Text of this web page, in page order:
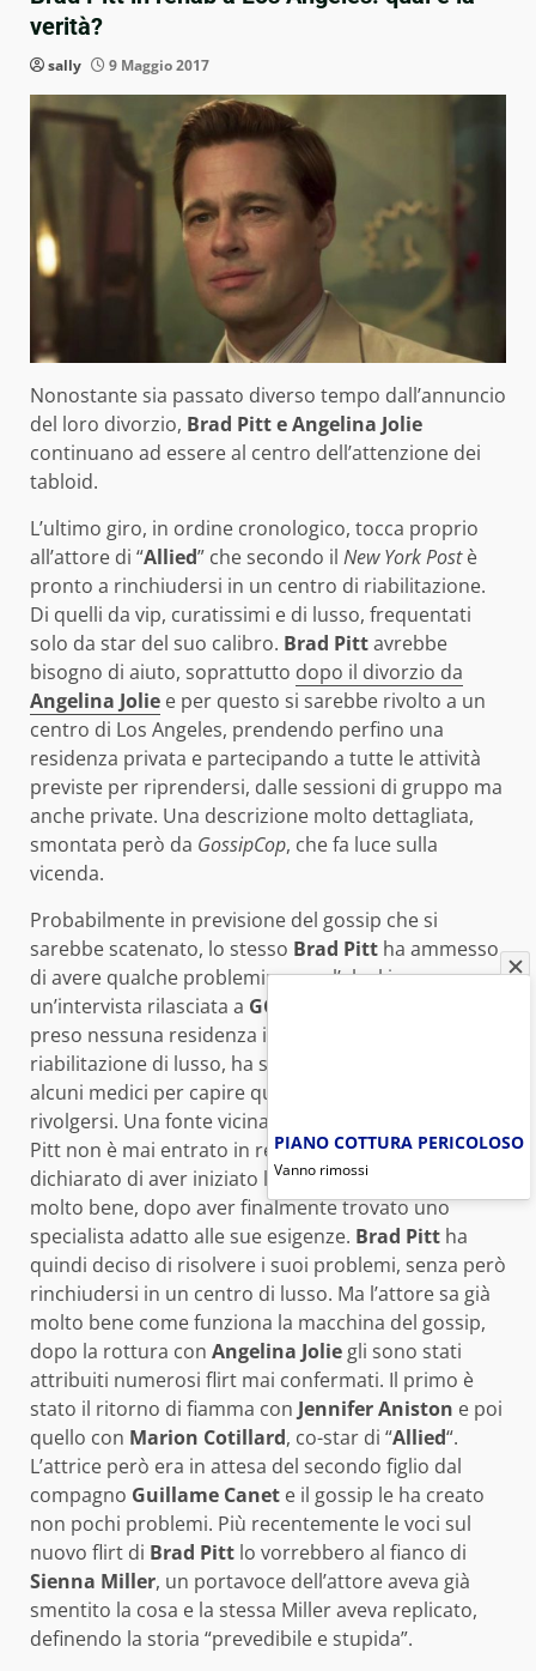
verità?
sally 9 Maggio 2017
Nonostante sia passato diverso tempo dall’annuncio
del loro divorzio, Brad Pitt e Angelina Jolie
continuano ad essere al centro dell’attenzione dei
tabloid.
L’ultimo giro, in ordine cronologico, tocca proprio
all’attore di “Allied” che secondo il New York Postè
pronto a rinchiudersi in un centro di riabilitazione.
Di quelli da vip, curatissimi e di lusso, frequentati
solo da star del suo calibro. Brad Pittavrebbe
bisogno di aiuto, soprattutto dopo il divorzio da
Angelina Jolie e per questo si sarebbe rivolto a un
centro di Los Angeles, prendendo perfino una
residenza privata e partecipando a tutte le attività
previste per riprendersi, dalle sessioni di gruppo ma
anche private. Una descrizione molto dettagliata,
smontata però da GossipCop, che fa luce sulla
vicenda.
Probabilmente in previsione del gossip che si
sarebbe scatenato, lo stesso Brad Pitt ha ammesso
di avere qualche problemino con l’alcol in
un’intervista rilasciata a GQ
preso nessuna residenza in un centro di
riabilitazione di lusso, ha semplicemente consultato
alcuni medici per capire quale fosse il migliore a cui
rivolgersi. Una fonte vicina all’attore ha spiegato che
Pitt non è mai entrato in rehab, lui stesso ha invece
dichiarato di aver iniziato la terapia e di trovarsi
molto bene, dopo aver finalmente trovato uno
specialista adatto alle sue esigenze. Brad Pitt ha
quindi deciso di risolvere i suoi problemi, senza però
rinchiudersi in un centro di lusso. Ma l’attore sa già
molto bene come funziona la macchina del gossip,
dopo la rottura con Angelina Jolie gli sono stati
attribuiti numerosi flirt mai confermati. Il primo è
stato il ritorno di fiamma con Jennifer Aniston e poi
quello con Marion Cotillard, co-star di “Allied“.
L’attrice però era in attesa del secondo figlio dal
compagno Guillame Canet e il gossip le ha creato
non pochi problemi. Più recentemente le voci sul
nuovo flirt di Brad Pitt lo vorrebbero al fianco di
Sienna Miller, un portavoce dell’attore aveva già
smentito la cosa e la stessa Miller aveva replicato,
definendo la storia “prevedibile e stupida”.
PIANO COTTURA PERICOLOSO
Vanno rimossi